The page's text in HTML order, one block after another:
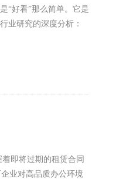
“好看”那么简单。它是
业研究的深度分析：
即将过期的租赁合同
业对高品质办公环境